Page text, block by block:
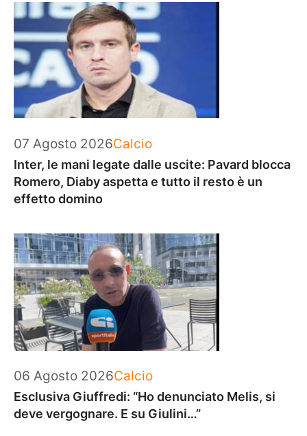
07 Agosto 2026Categorie
Calcio
Inter, le mani legate dalle uscite: Pavard blocca
Romero, Diaby aspetta e tutto il resto è un
effetto domino
06 Agosto 2026Categorie
Calcio
Esclusiva Giuffredi: “Ho denunciato Melis, si
deve vergognare. E su Giulini…”